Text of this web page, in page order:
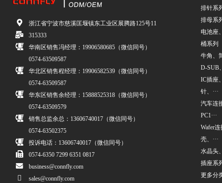
浙江省宁波市慈溪匡堰镇东工业区展腾路125号11
315333
华南区销售冯经理：19906580685（微信同号）
0574-63509587
华北区销售程经理：19906582539（微信同号）
0574-63509587
华东区销售余经理：15888525318（微信同号）
0574-63509579
销售总监余总：13606740017（微信同号）
0574-63502375
投诉电话：13606740017（微信同号）
0574-6350 7299 6351 0817
business@connfly.com
sales@connfly.com
排针系
排母系
电池座
桶系列
牛角、
D-SUB
IC插座
针、···
汽车连
PC1···
Wafer
壳、···
水晶头
插座系
更多分